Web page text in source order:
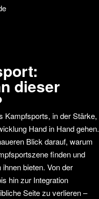
dieser
Kampfsports, in der Stärke,
Hand in Hand gehen.
Blick darauf, warum
finden und
bieten. Von der
hin zur Integration
Seite zu verlieren –